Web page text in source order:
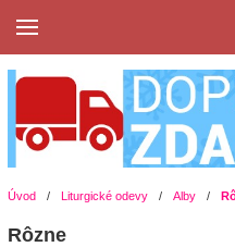
Úvod / Liturgické odevy / Alby /
Rôzne